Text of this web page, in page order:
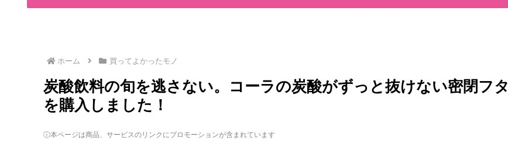
ホーム 買ってよかったモノ
炭酸飲料の旬を逃さない。コーラの炭酸がずっと抜けない密閉フタ
を購入しました！
ⓘ本ページは商品、サービスのリンクにプロモーションが含まれています